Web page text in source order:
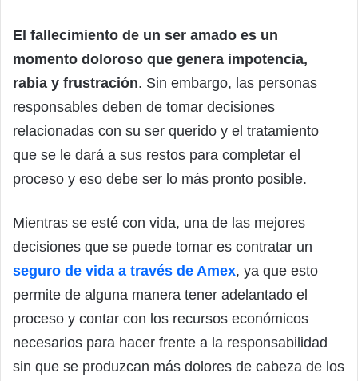
El fallecimiento de un ser amado es un
momento doloroso que genera impotencia,
rabia y frustración. Sin embargo, las personas
responsables deben de tomar decisiones
relacionadas con su ser querido y el tratamiento
que se le dará a sus restos para completar el
proceso y eso debe ser lo más pronto posible.
Mientras se esté con vida, una de las mejores
decisiones que se puede tomar es contratar un
seguro de vida a través de Amex, ya que esto
permite de alguna manera tener adelantado el
proceso y contar con los recursos económicos
necesarios para hacer frente a la responsabilidad
sin que se produzcan más dolores de cabeza de los